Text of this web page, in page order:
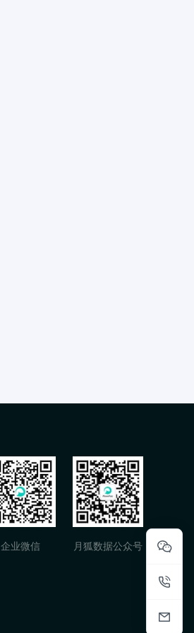
企业微信 月狐数据公众号